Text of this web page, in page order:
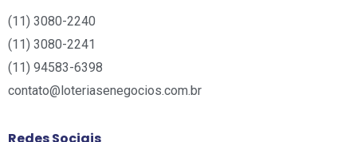
(11) 3080-2240​
(11) 3080-2241​
(11) 94583-6398
contato@loteriasenegocios.com.br​